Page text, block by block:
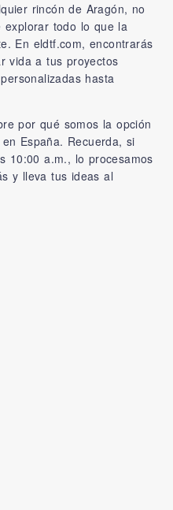
rincón de Aragón, no
explorar todo lo que la
En eldtf.com, encontrarás
vida a tus proyectos
hasta
por qué somos la opción
España. Recuerda, si
10:00 a.m., lo procesamos
y lleva tus ideas al